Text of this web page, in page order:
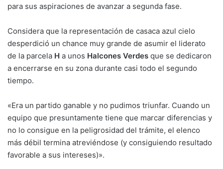
para sus aspiraciones de avanzar a segunda fase.
Considera que la representación de casaca azul cielo
desperdició un chance muy grande de asumir el liderato
de la parcela H a unos Halcones Verdes que se dedicaron
a encerrarse en su zona durante casi todo el segundo
tiempo.
«Era un partido ganable y no pudimos triunfar. Cuando un
equipo que presuntamente tiene que marcar diferencias y
no lo consigue en la peligrosidad del trámite, el elenco
más débil termina atreviéndose (y consiguiendo resultado
favorable a sus intereses)».